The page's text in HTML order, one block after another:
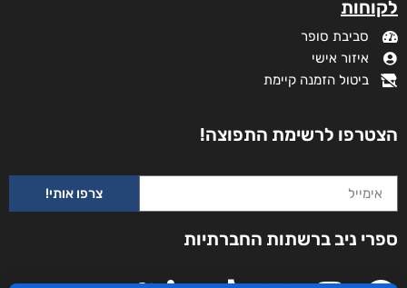
לקוחות
סביבת סופר
איזור אישי
ביטול הזמנה קיימת
הצטרפו לרשימת התפוצה!
צרפו אותי!
ספרי ניב ברשתות החברתיות